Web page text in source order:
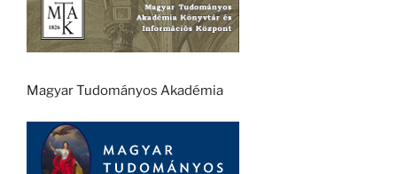
Magyar Tudományos Akadémia